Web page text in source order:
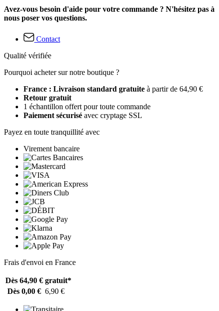
Avez-vous besoin d'aide pour votre commande ? N'hésitez pas à
nous poser vos questions.
Contact
Qualité vérifiée
Pourquoi acheter sur notre boutique ?
France : Livraison standard gratuite à partir de 64,90 €
Retour gratuit
1 échantillon offert pour toute commande
Paiement sécurisé avec cryptage SSL
Payez en toute tranquillité avec
Virement bancaire
Frais d'envoi en France
Dès 64,90 € gratuit*
Dès 0,00 € 6,90 €